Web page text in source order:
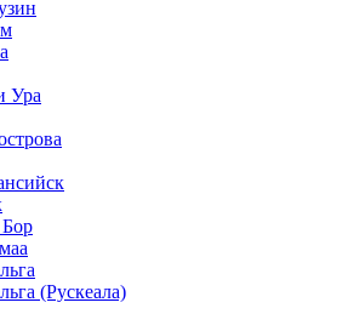
Ура
(Рускеала)